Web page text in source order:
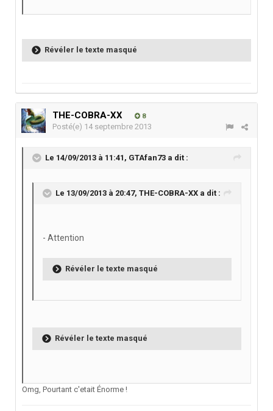
Révéler le texte masqué
THE-COBRA-XX 8
Posté(e) 14 septembre 2013
Le 14/09/2013 à 11:41, GTAfan73 a dit :
Le 13/09/2013 à 20:47, THE-COBRA-XX a dit :
- Attention
Révéler le texte masqué
Révéler le texte masqué
Omg, Pourtant c'etait Énorme !